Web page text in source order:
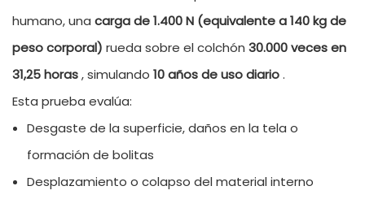
humano, una carga de 1.400 N (equivalente a 140 kg de
peso corporal) rueda sobre el colchón 30.000 veces en
31,25 horas, simulando 10 años de uso diario.
Esta prueba evalúa:
Desgaste de la superficie, daños en la tela o
formación de bolitas
Desplazamiento o colapso del material interno